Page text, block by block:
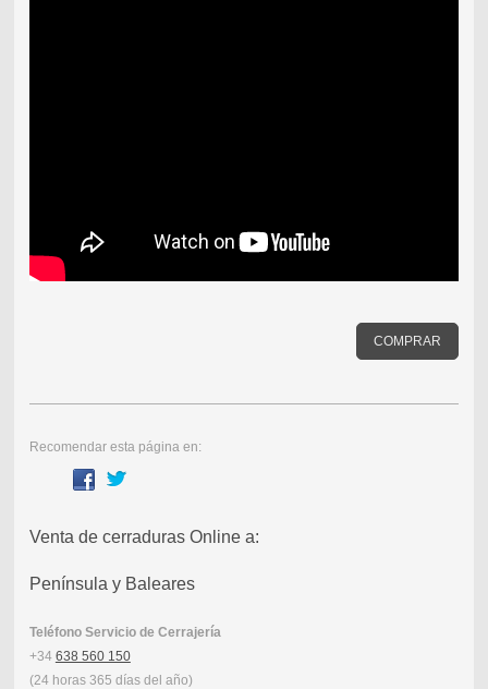
COMPRAR
Recomendar esta página en:
Venta de cerraduras Online a:
Península y Baleares
Teléfono Servicio de Cerrajería
+34 638 560 150
(24 horas 365 días del año)